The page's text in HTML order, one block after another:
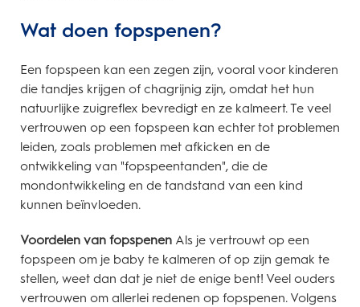
Wat doen fopspenen?
Een fopspeen kan een zegen zijn, vooral voor kinderen
die tandjes krijgen of chagrijnig zijn, omdat het hun
natuurlijke zuigreflex bevredigt en ze kalmeert. Te veel
vertrouwen op een fopspeen kan echter tot problemen
leiden, zoals problemen met afkicken en de
ontwikkeling van "fopspeentanden", die de
mondontwikkeling en de tandstand van een kind
kunnen beïnvloeden.
Voordelen van fopspenen Als je vertrouwt op een
fopspeen om je baby te kalmeren of op zijn gemak te
stellen, weet dan dat je niet de enige bent! Veel ouders
vertrouwen om allerlei redenen op fopspenen. Volgens